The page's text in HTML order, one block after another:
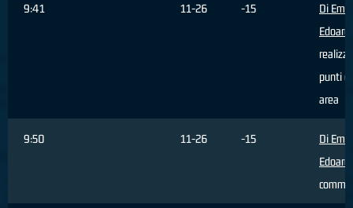
9:41 11-26 -15
Di
punti
area
9:50 11-26 -15
Di